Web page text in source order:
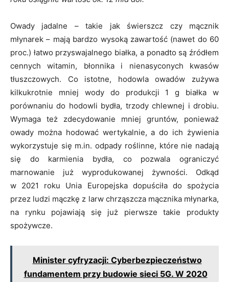
Owady jadalne – takie jak świerszcz czy mącznik
młynarek – mają bardzo wysoką zawartość (nawet do 60
proc.) łatwo przyswajalnego białka, a ponadto są źródłem
cennych witamin, błonnika i nienasyconych kwasów
tłuszczowych. Co istotne, hodowla owadów zużywa
kilkukrotnie mniej wody do produkcji 1 g białka w
porównaniu do hodowli bydła, trzody chlewnej i drobiu.
Wymaga też zdecydowanie mniej gruntów, ponieważ
owady można hodować wertykalnie, a do ich żywienia
wykorzystuje się m.in. odpady roślinne, które nie nadają
się do karmienia bydła, co pozwala ograniczyć
marnowanie już wyprodukowanej żywności. Odkąd
w 2021 roku Unia Europejska dopuściła do spożycia
przez ludzi mączkę z larw chrząszcza mącznika młynarka,
na rynku pojawiają się już pierwsze takie produkty
spożywcze.
Minister cyfryzacji: Cyberbezpieczeństwo
fundamentem przy budowie sieci 5G. W 2020